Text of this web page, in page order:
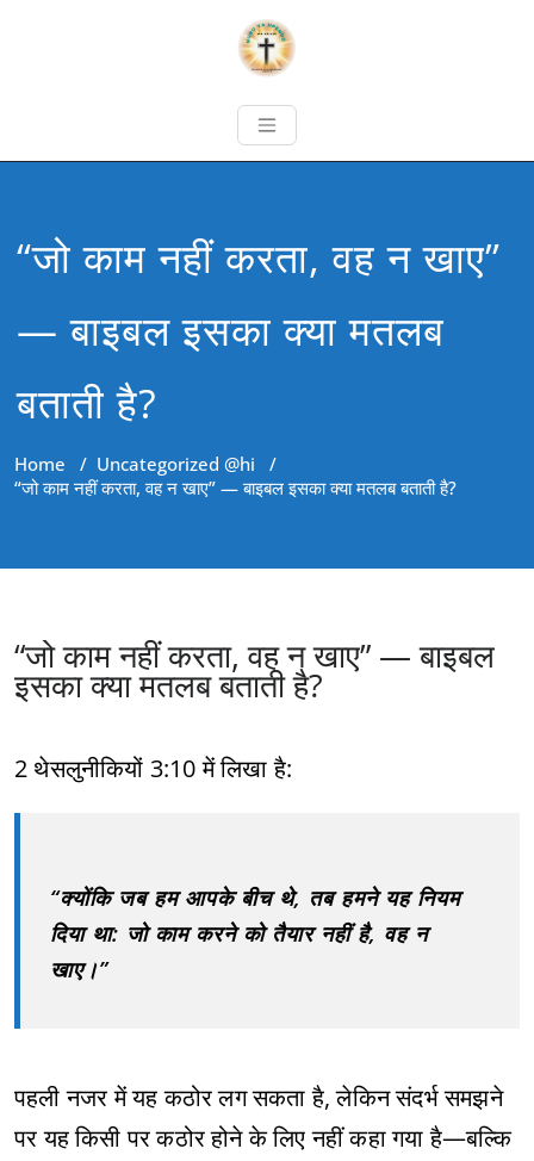
“जो काम नहीं करता, वह न खाए”
— बाइबल इसका क्या मतलब
बताती है?
Home / Uncategorized @hi /
“जो काम नहीं करता, वह न खाए” — बाइबल इसका क्या मतलब बताती है?
“जो काम नहीं करता, वह न खाए” — बाइबल
इसका क्या मतलब बताती है?
2 थेसलुनीकियों 3:10 में लिखा है:
“क्योंकि जब हम आपके बीच थे, तब हमने यह नियम
दिया था: जो काम करने को तैयार नहीं है, वह न
खाए।”
पहली नजर में यह कठोर लग सकता है, लेकिन संदर्भ समझने
पर यह किसी पर कठोर होने के लिए नहीं कहा गया है—बल्कि